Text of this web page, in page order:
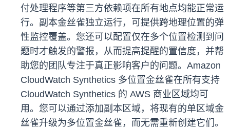
付处理程序等第三方依赖项在所有地点均能正常运
行。副本金丝雀独立运行，可提供跨地理位置的弹
性监控覆盖。您还可以配置仅在多个位置检测到问
题时才触发的警报，从而提高提醒的置信度，并帮
助您的团队专注于真正影响客户的问题。Amazon
CloudWatch Synthetics 多位置金丝雀在所有支持
CloudWatch Synthetics 的 AWS 商业区域均可
用。您可以通过添加副本区域，将现有的单区域金
丝雀升级为多位置金丝雀，而无需重新创建它们。